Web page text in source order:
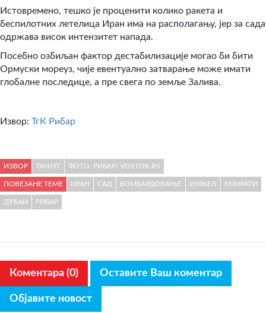
Истовремено, тешко је проценити колико ракета и
беспилотних летелица Иран има на располагању, јер за сада
одржава висок интензитет напада.
Посебно озбиљан фактор дестабилизације могао би бити
Ормуски мореуз, чије евентуално затварање може имати
глобалне последице, а пре свега по земље Залива.
Извор: ТгК Рибар
ИЗВОР ТАНЈУГ ФОТО: РИБАР/ VOSTOK.RS
ПОВЕЗАНЕ ТЕМЕ ИРАН САД БОМБАРДОВАЊЕ ИЗРАЕЛ ЕМИРАТИ
ДУБАИ РИБАР
Коментара (0) Оставите Ваш коментар
Објавите новост